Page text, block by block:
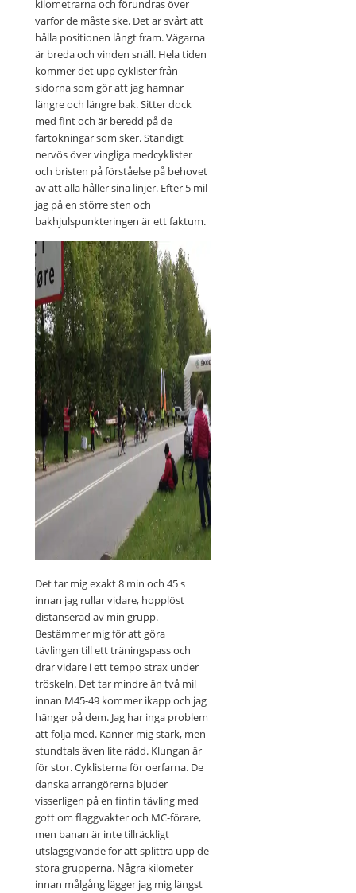
kilometrarna och förundras över
varför de måste ske. Det är svårt att
hålla positionen långt fram. Vägarna
är breda och vinden snäll. Hela tiden
kommer det upp cyklister från
sidorna som gör att jag hamnar
längre och längre bak. Sitter dock
med fint och är beredd på de
fartökningar som sker. Ständigt
nervös över vingliga medcyklister
och bristen på förståelse på behovet
av att alla håller sina linjer. Efter 5 mil
jag på en större sten och
bakhjulspunkteringen är ett faktum.
Det tar mig exakt 8 min och 45 s
innan jag rullar vidare, hopplöst
distanserad av min grupp.
Bestämmer mig för att göra
tävlingen till ett träningspass och
drar vidare i ett tempo strax under
tröskeln. Det tar mindre än två mil
innan M45-49 kommer ikapp och jag
hänger på dem. Jag har inga problem
att följa med. Känner mig stark, men
stundtals även lite rädd. Klungan är
för stor. Cyklisterna för oerfarna. De
danska arrangörerna bjuder
visserligen på en finfin tävling med
gott om flaggvakter och MC-förare,
men banan är inte tillräckligt
utslagsgivande för att splittra upp de
stora grupperna. Några kilometer
innan målgång lägger jag mig längst